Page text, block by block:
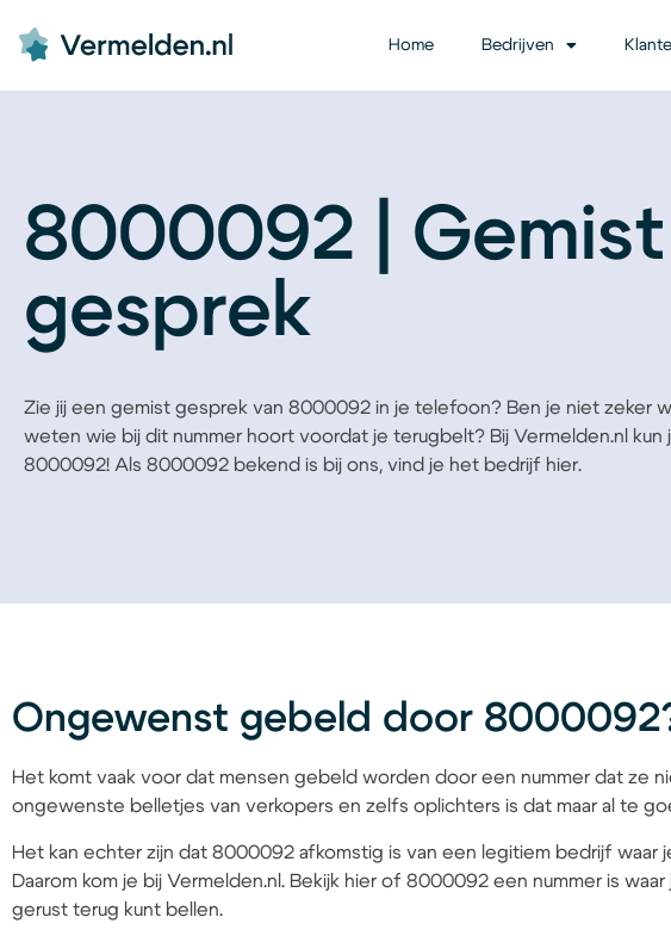
Home Bedrijven
8000092 | Gemist
gesprek
Zie jij een gemist gesprek van 8000092 in je telefoon? Ben je niet zeker
weten wie bij dit nummer hoort voordat je terugbelt? Bij Vermelden.nl kun
8000092! Als 8000092 bekend is bij ons, vind je het bedrijf hier.
Ongewenst gebeld door
Het komt vaak voor dat mensen gebeld worden door een nummer dat ze
ongewenste belletjes van verkopers en zelfs oplichters is dat maar al te
Het kan echter zijn dat 8000092 afkomstig is van een legitiem bedrijf waar
Daarom kom je bij Vermelden.nl. Bekijk hier of 8000092 een nummer is
gerust terug kunt bellen.